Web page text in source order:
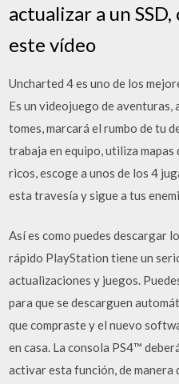
actualizar a un
este vídeo
Uncharted 4 es uno de los
Es un videojuego de aventuras,
tomes, marcará el rumbo de tu
trabaja en equipo, utiliza
ricos, escoge a unos de los 4
esta travesía y sigue a tus
Así es como puedes descargar
rápido PlayStation tiene un
actualizaciones y juegos.
para que se descarguen
que compraste y el nuevo
en casa. La consola PS4™
activar esta función, de manera